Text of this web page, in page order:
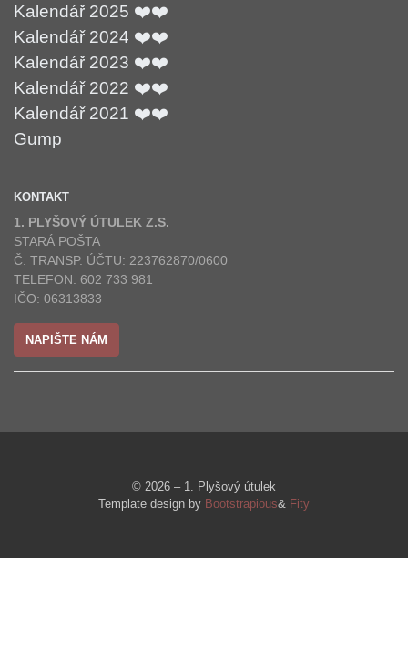
Kalendář 2025 ❤️❤️
Kalendář 2024 ❤️❤️
Kalendář 2023 ❤️❤️
Kalendář 2022 ❤️❤️
Kalendář 2021 ❤️❤️
Gump
KONTAKT
1. PLYŠOVÝ ÚTULEK Z.S.
STARÁ POŠTA
Č. TRANSP. ÚČTU: 223762870/0600
TELEFON: 602 733 981
IČO: 06313833
NAPIŠTE NÁM
© 2026 – 1. Plyšový útulek
Template design by Bootstrapious& Fity